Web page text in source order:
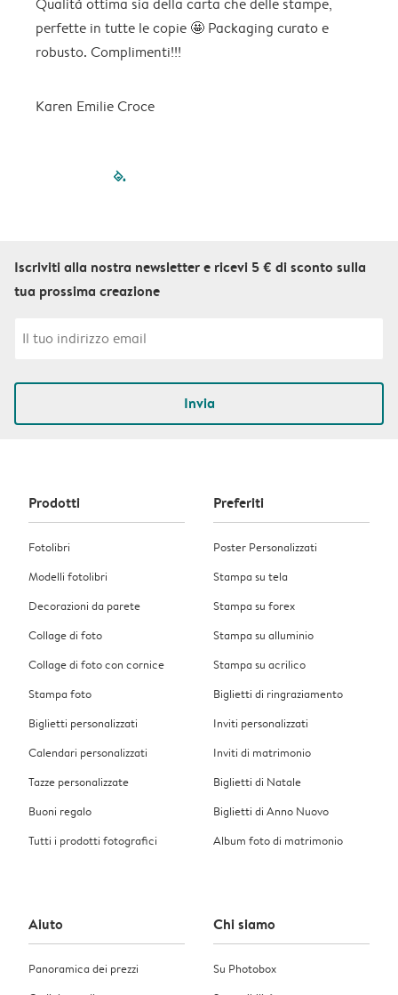
perfette in tutte le copie 🤩 Packaging curato e
robusto. Complimenti!!!
Karen Emilie Croce
filled-pagination
Iscriviti alla nostra newsletter e ricevi 5 € di sconto sulla
tua prossima creazione
Invia
Prodotti
Fotolibri
Modelli fotolibri
Decorazioni da parete
Collage di foto
Collage di foto con cornice
Stampa foto
Biglietti personalizzati
Calendari personalizzati
Tazze personalizzate
Buoni regalo
Tutti i prodotti fotografici
Preferiti
Poster Personalizzati
Stampa su tela
Stampa su forex
Stampa su alluminio
Stampa su acrilico
Biglietti di ringraziamento
Inviti personalizzati
Inviti di matrimonio
Biglietti di Natale
Biglietti di Anno Nuovo
Album foto di matrimonio
Aiuto
Panoramica dei prezzi
Chi siamo
Su Photobox